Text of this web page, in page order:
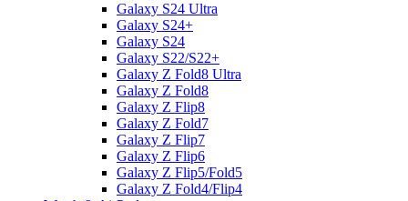
Galaxy S24 Ultra
Galaxy S24+
Galaxy S24
Galaxy S22/S22+
Galaxy Z Fold8 Ultra
Galaxy Z Fold8
Galaxy Z Flip8
Galaxy Z Fold7
Galaxy Z Flip7
Galaxy Z Flip6
Galaxy Z Flip5/Fold5
Galaxy Z Fold4/Flip4